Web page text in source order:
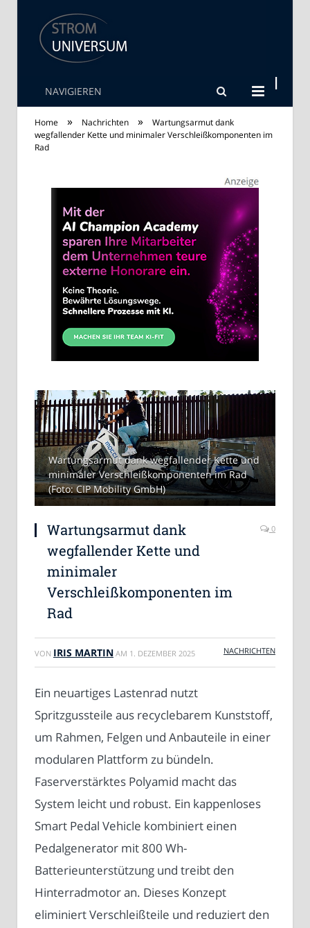
Strom Universum
NAVIGIEREN
Home » Nachrichten »
Wartungsarmut dank
wegfallender Kette und minimaler Verschleißkomponenten im
Rad
Wartungsarmut dank wegfallender Kette und
minimaler Verschleißkomponenten im Rad
(Foto: CIP Mobility GmbH)
Wartungsarmut dank
wegfallender Kette und
minimaler
Verschleißkomponenten im
Rad
0
VON IRIS MARTIN AM 1. DEZEMBER 2025 NACHRICHTEN
Ein neuartiges Lastenrad nutzt
Spritzgussteile aus recyclebarem Kunststoff,
um Rahmen, Felgen und Anbauteile in einer
modularen Plattform zu bündeln.
Faserverstärktes Polyamid macht das
System leicht und robust. Ein kappenloses
Smart Pedal Vehicle kombiniert einen
Pedalgenerator mit 800 Wh-
Batterieunterstützung und treibt den
Hinterradmotor an. Dieses Konzept
eliminiert Verschleißteile und reduziert den